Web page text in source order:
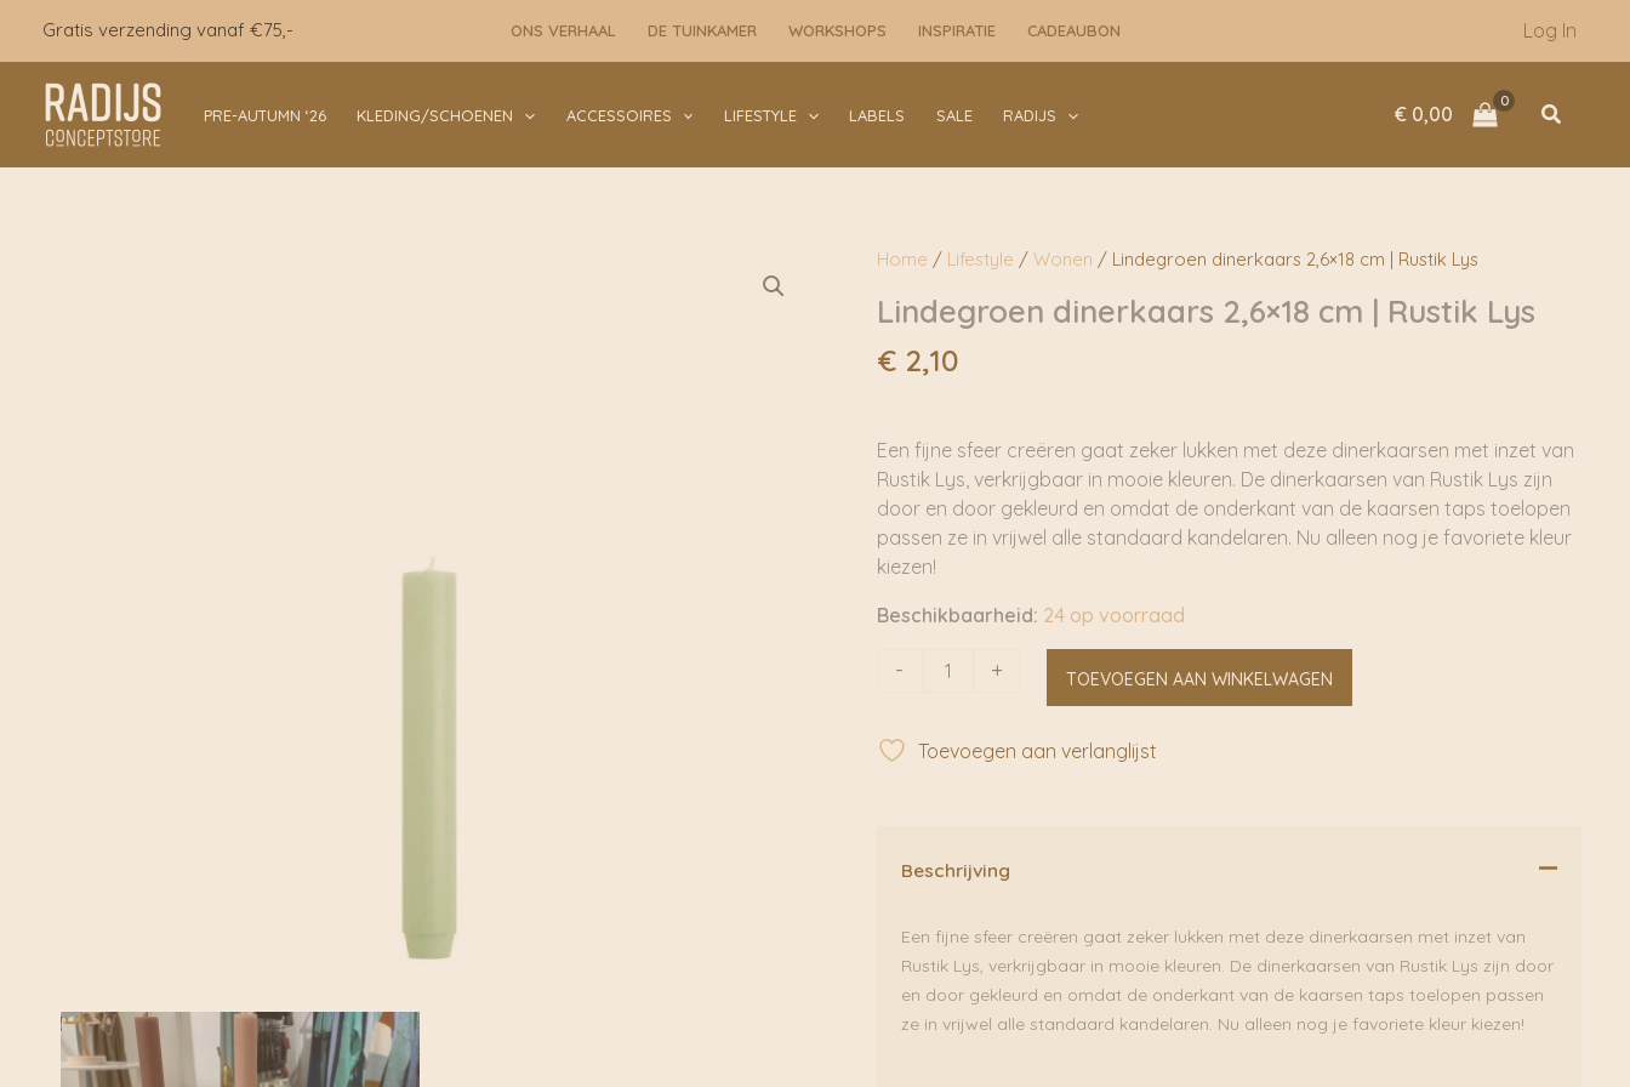
inhoud
Gratis verzending vanaf €75,- ONS VERHAAL DE TUINKAMER WORKSHOPS INSPIRATIE CADEAUBON Log In
PRE-AUTUMN ‘26 KLEDING/SCHOENEN ACCESSOIRES LIFESTYLE LABELS SALE RADIJS € 0,00 Zoeken
Home / Lifestyle / Wonen / Lindegroen dinerkaars 2,6×18 cm | Rustik Lys
Lindegroen dinerkaars 2,6×18 cm | Rustik Lys
€2,10
Een fijne sfeer creëren gaat zeker lukken met deze dinerkaarsen met inzet van
Rustik Lys, verkrijgbaar in mooie kleuren. De dinerkaarsen van Rustik Lys zijn
door en door gekleurd en omdat de onderkant van de kaarsen taps toelopen
passen ze in vrijwel alle standaard kandelaren. Nu alleen nog je favoriete kleur
kiezen!
Beschikbaarheid: 24 op voorraad
-
Lindegroen
cm
aantal
+ TOEVOEGEN AAN WINKELWAGEN
Toevoegen aan verlanglijst
Beschrijving
Een fijne sfeer creëren gaat zeker lukken met deze dinerkaarsen met inzet van
Rustik Lys, verkrijgbaar in mooie kleuren. De dinerkaarsen van Rustik Lys zijn door
en door gekleurd en omdat de onderkant van de kaarsen taps toelopen passen
ze in vrijwel alle standaard kandelaren. Nu alleen nog je favoriete kleur kiezen!
cm
|
Lys